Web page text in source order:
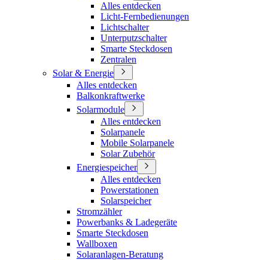
Alles entdecken
Licht-Fernbedienungen
Lichtschalter
Unterputzschalter
Smarte Steckdosen
Zentralen
Solar & Energie
Alles entdecken
Balkonkraftwerke
Solarmodule
Alles entdecken
Solarpanele
Mobile Solarpanele
Solar Zubehör
Energiespeicher
Alles entdecken
Powerstationen
Solarspeicher
Stromzähler
Powerbanks & Ladegeräte
Smarte Steckdosen
Wallboxen
Solaranlagen-Beratung